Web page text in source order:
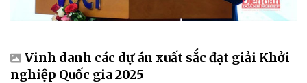
Vinh danh các dự án xuất sắc đạt giải Khởi
nghiệp Quốc gia 2025